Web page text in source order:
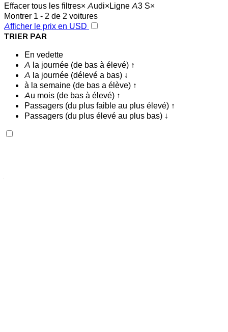
Effacer tous les filtres× Audi×Ligne A3 S×
Montrer 1 - 2 de 2 voitures
Afficher le prix en USD
TRIER PAR
En vedette
A la journée (de bas à élevé) ↑
A la journée (délevé a bas) ↓
à la semaine (de bas a élève) ↑
Au mois (de bas à élevé) ↑
Passagers (du plus faible au plus élevé) ↑
Passagers (du plus élevé au plus bas) ↓